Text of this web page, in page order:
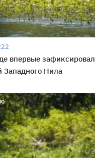
впервые
Западного Нила